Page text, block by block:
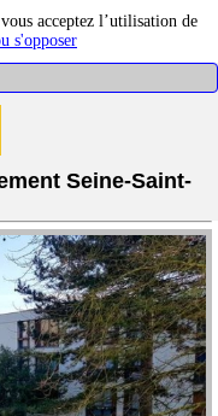
acceptez l’utilisation de
s'opposer
Seine-Saint-